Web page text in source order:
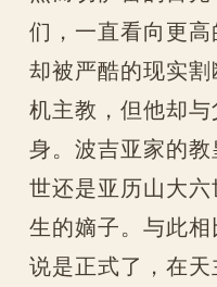
们，一直看向更
却被严酷的现实
机主教，但他却
身。波吉亚家的
世还是亚历山大
生的嫡子。与此
说是正式了，在